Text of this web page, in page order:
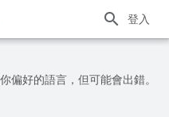
登入
偏好的語言，但可能會出錯。